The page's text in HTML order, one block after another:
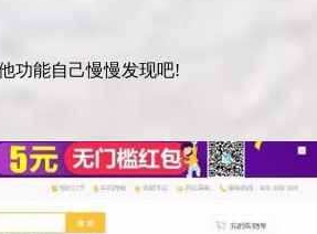
功能自己慢慢发现吧!